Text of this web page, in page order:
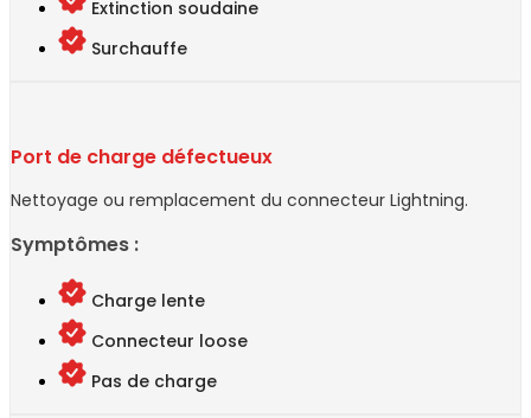
Extinction soudaine
Surchauffe
Port de charge défectueux
Nettoyage ou remplacement du connecteur Lightning.
Symptômes :
Charge lente
Connecteur loose
Pas de charge